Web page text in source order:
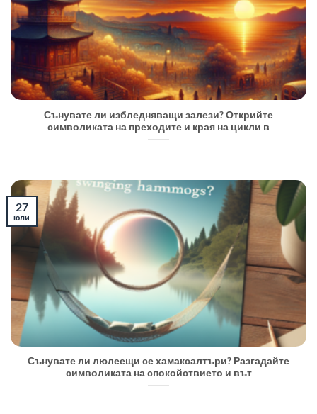
Сънувате ли избледняващи залези? Открийте
символиката на преходите и края на цикли в
Сънувате ли люлеещи се хамаксалтъри? Разгадайте
символиката на спокойствието и вът
27
юли